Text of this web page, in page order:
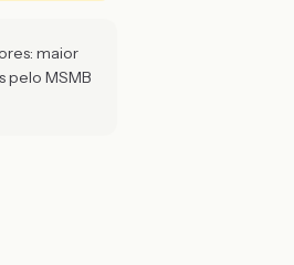
maior
pelo MSMB